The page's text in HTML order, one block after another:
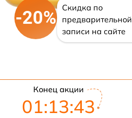
-20%
Скидка по
предварительной
записи на сайте
Конец акции
01:13:42